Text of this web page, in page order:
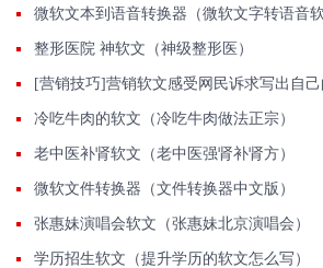
微软文本到语音转换器（微软文字转语音软
整形医院 神软文（神级整形医）
[营销技巧]营销软文感受网民诉求写出自
冷吃牛肉的软文（冷吃牛肉做法正宗）
老中医补肾软文（老中医强肾补肾方）
微软文件转换器（文件转换器中文版）
张惠妹演唱会软文（张惠妹北京演唱会）
学历招生软文（提升学历的软文怎么写）